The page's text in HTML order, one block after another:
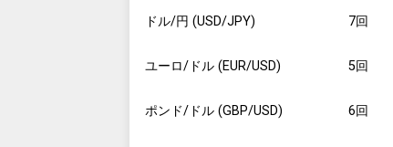
ドル/円 (USD/JPY) 7回
ユーロ/ドル (EUR/USD) 5回
ポンド/ドル (GBP/USD) 6回